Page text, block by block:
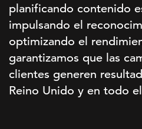
planificando contenido
impulsando el
optimizando el
garantizamos que las
clientes generen
Reino Unido y en todo